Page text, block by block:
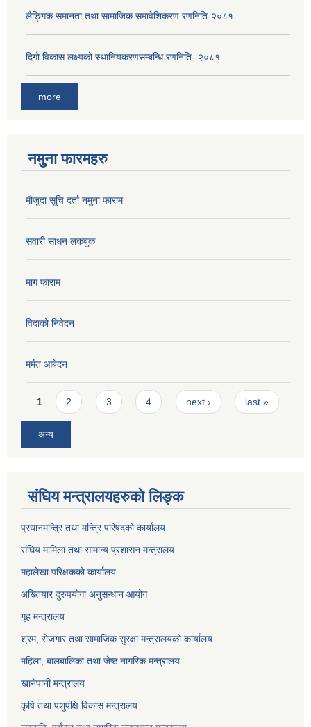
लैङ्‍गिक समानता तथा सामाजिक समावेशिकरण रणनिति-२०८१
दिगो विकास लक्ष्यको स्थानियकरणसम्बन्धि रणनिति- २०८१
more
नमुना फारमहरु
मौजुदा सूचि दर्ता नमुना फाराम
सवारी साधन लकबुक
माग फाराम
विदाको निवेदन
मर्मत आबेदन
Pages
1 2 3 4 next › last »
अन्य
संघिय मन्त्रालयहरुको लिङ्‍क
प्रधानमन्त्रि तथा मन्त्रि परिषदको कार्यालय
संघिय मामिला तथा सामान्य प्रशासन मन्त्रालय
महालेखा परिक्षकको कार्यालय
अख्तियार दुरुपयोगा अनुसन्धान आयोग
गृह मन्त्रालय
श्रम, रोजगार तथा सामाजिक सुरक्षा मन्त्रालयको कार्यालय
महिला, बालबालिका तथा जेष्ठ नागरिक मन्त्रालय
खानेपानी मन्त्रालय
कृषि तथा पशुपंक्षि विकास मन्त्रालय